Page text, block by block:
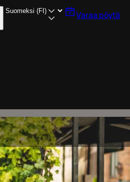
Varaa pöytä